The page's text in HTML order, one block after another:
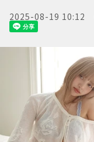
2025-08-19 10:12